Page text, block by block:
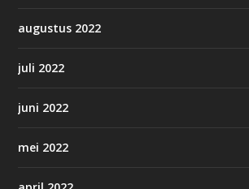
augustus 2022
juli 2022
juni 2022
mei 2022